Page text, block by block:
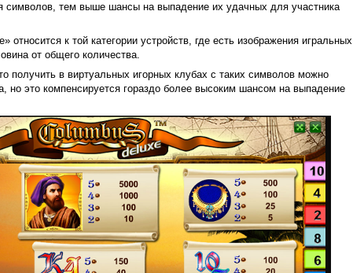
символов, тем выше шансы на выпадение их удачных для участника
относится к той категории устройств, где есть изображения игральных
от общего количества.
получить в виртуальных игорных клубах с таких символов можно
это компенсируется гораздо более высоким шансом на выпадение